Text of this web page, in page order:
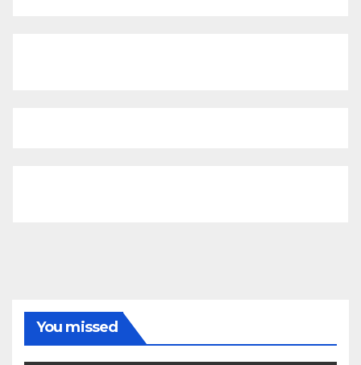
You missed